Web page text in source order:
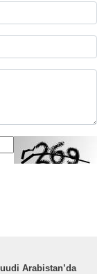
Arabistan’da